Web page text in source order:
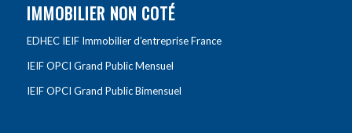
IMMOBILIER NON COTÉ
EDHEC IEIF Immobilier d’entreprise France
IEIF OPCI Grand Public Mensuel
IEIF OPCI Grand Public Bimensuel